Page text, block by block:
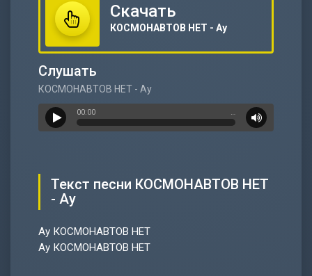
Скачать
КОСМОНАВТОВ НЕТ - Ау
Слушать
КОСМОНАВТОВ НЕТ - Ау
00:00 …
Текст песни КОСМОНАВТОВ НЕТ
- Ау
Ау КОСМОНАВТОВ НЕТ
Ау КОСМОНАВТОВ НЕТ